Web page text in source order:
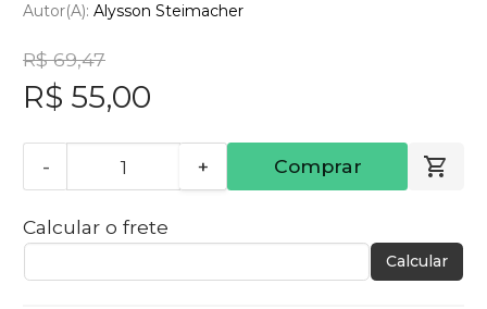
Autor(a): Alysson Steimacher
R$ 69,47
R$ 55,00
- + Comprar
Calcular o frete
Calcular